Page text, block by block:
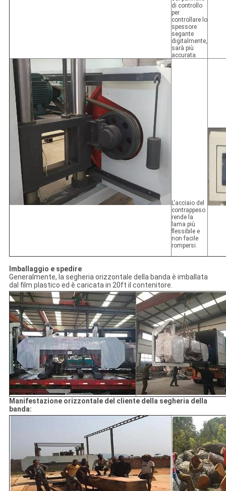
di controllo
per
controllare lo
spessore
segante
digitalmente,
sarà più
accurata.
L'acciaio del
contrappeso
rende la
lama più
flessibile e
non facile
rompersi.
Imballaggio e spedire
Generalmente, la segheria orizzontale della banda è imballata
dal film plastico ed è caricata in 20ft il contenitore.
Manifestazione orizzontale del cliente della segheria della
banda: